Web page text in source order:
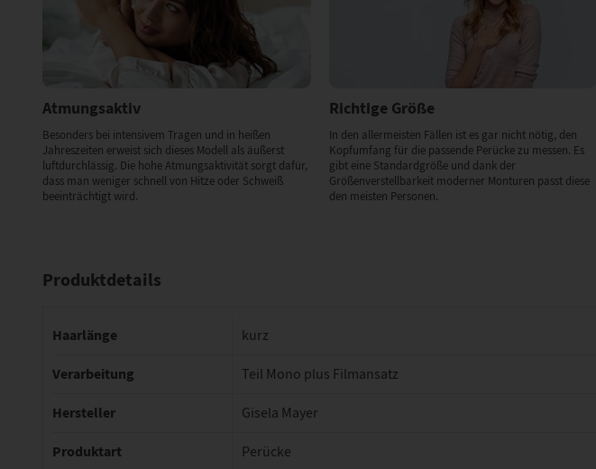
Atmungsaktiv
Besonders bei intensivem Tragen und in heißen
Jahreszeiten erweist sich dieses Modell als äußerst
luftdurchlässig. Die hohe Atmungsaktivität sorgt dafür,
dass man weniger schnell von Hitze oder Schweiß
beeinträchtigt wird.
Richtige Größe
In den allermeisten Fällen ist es gar nicht nötig, den
Kopfumfang für die passende Perücke zu messen. Es
gibt eine Standardgröße und dank der
Größenverstellbarkeit moderner Monturen passt diese
den meisten Personen.
Produktdetails
Haarlänge kurz
Verarbeitung Teil Mono plus Filmansatz
Hersteller Gisela Mayer
Produktart Perücke